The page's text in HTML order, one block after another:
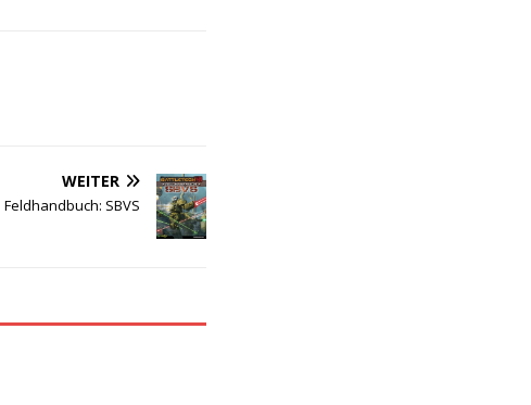
WEITER
Feldhandbuch: SBVS